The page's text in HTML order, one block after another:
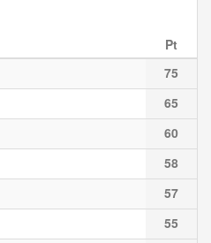
Pt
75
65
60
58
57
55